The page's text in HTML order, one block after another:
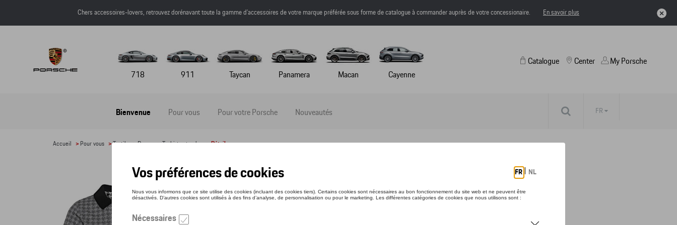
Chers accessoires-lovers, retrouvez dorénavant toute la gamme d’accessoires de votre marque préférée sous forme de catalogue à commander auprès de votre concessionaire. En savoir plus
718 911 Taycan Panamera Macan Cayenne
Catalogue
Bienvenue Pour vous Pour votre Porsche Nouveautés
Center My Porsche
FR
Accueil > Pour vous >Textile >Dames >T-shirts et polos > Détail
POLO-SHIRT - HERITAGE 2.0 - XS
Référence: WAP3210XS0PHRT